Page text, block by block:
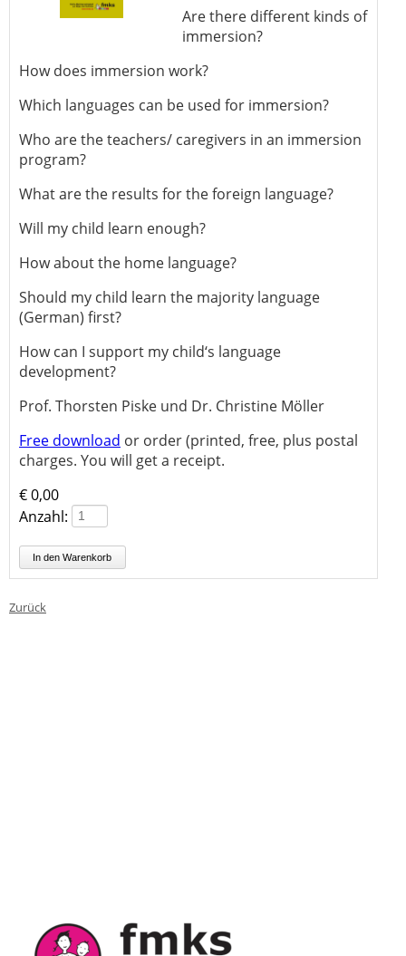
Are there different kinds of
immersion?
How does immersion work?
Which languages can be used for immersion?
Who are the teachers/ caregivers in an immersion
program?
What are the results for the foreign language?
Will my child learn enough?
How about the home language?
Should my child learn the majority language
(German) first?
How can I support my child‘s language
development?
Prof. Thorsten Piske und Dr. Christine Möller
Free download or order (printed, free, plus postal
charges. You will get a receipt.
€0,00
Anzahl:
Zurück